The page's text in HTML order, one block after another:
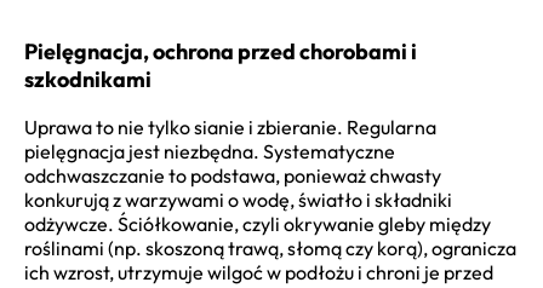
Pielęgnacja, ochrona przed chorobami i
szkodnikami
Uprawa to nie tylko sianie i zbieranie. Regularna
pielęgnacja jest niezbędna. Systematyczne
odchwaszczanie to podstawa, ponieważ chwasty
konkurują z warzywami o wodę, światło i składniki
odżywcze. Ściółkowanie, czyli okrywanie gleby między
roślinami (np. skoszoną trawą, słomą czy korą), ogranicza
ich wzrost, utrzymuje wilgoć w podłożu i chroni je przed